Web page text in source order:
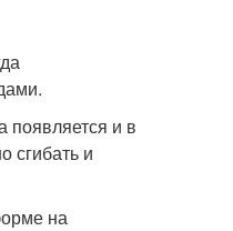
появляется и в
сгибать и
на